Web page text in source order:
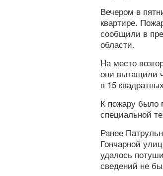
Вечером в
квартире.
сообщили в
области.
На место
они вытащили
в 15
К пожару было
специальной
Ранее
Гончарной
удалось
сведений не